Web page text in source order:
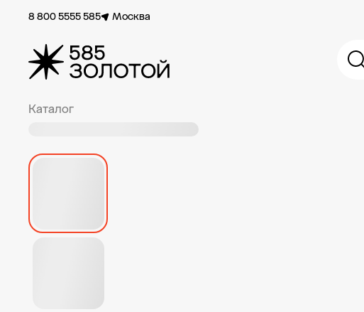
8 800 5555 585 Москва
Каталог